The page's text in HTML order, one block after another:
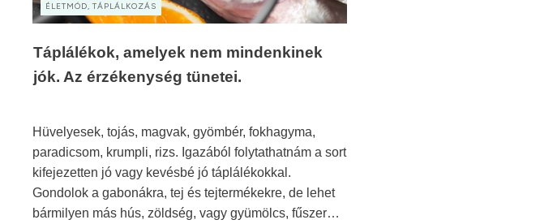
ÉLETMÓD, TÁPLÁLKOZÁS
Táplálékok, amelyek nem mindenkinek
jók. Az érzékenység tünetei.
Hüvelyesek, tojás, magvak, gyömbér, fokhagyma,
paradicsom, krumpli, rizs. Igazából folytathatnám a sort
kifejezetten jó vagy kevésbé jó táplálékokkal.
Gondolok a gabonákra, tej és tejtermékekre, de lehet
bármilyen más hús, zöldség, vagy gyümölcs, fűszer…